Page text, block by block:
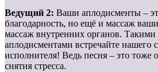
Ведущий 2: Ваши аплодисменты –
благодарность, но ещё и массаж
массаж внутренних органов.
аплодисментами встречайте нашего
исполнителя! Ведь песня – это тоже
снятия стресса.